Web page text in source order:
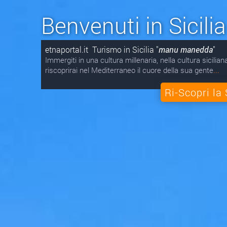
Benvenuti in Sicilia
etnaportal.it Turismo in Sicilia "manu manedda"
Immergiti in una cultura millenaria, nella cultura
riscoprirai nel Mediterraneo il cuore della sua gente...